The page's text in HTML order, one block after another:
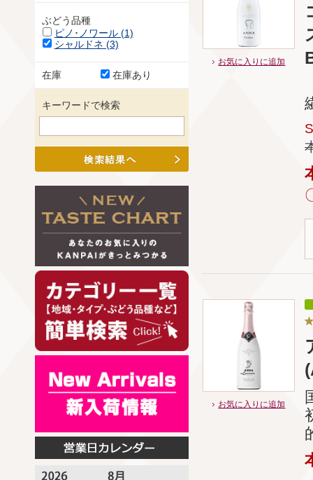
お気に入りに追加
お気に入りに追加
ぶどう品種
ピノ･ノワール (1)
シャルドネ (3)
在庫 在庫あり
キーワードで検索